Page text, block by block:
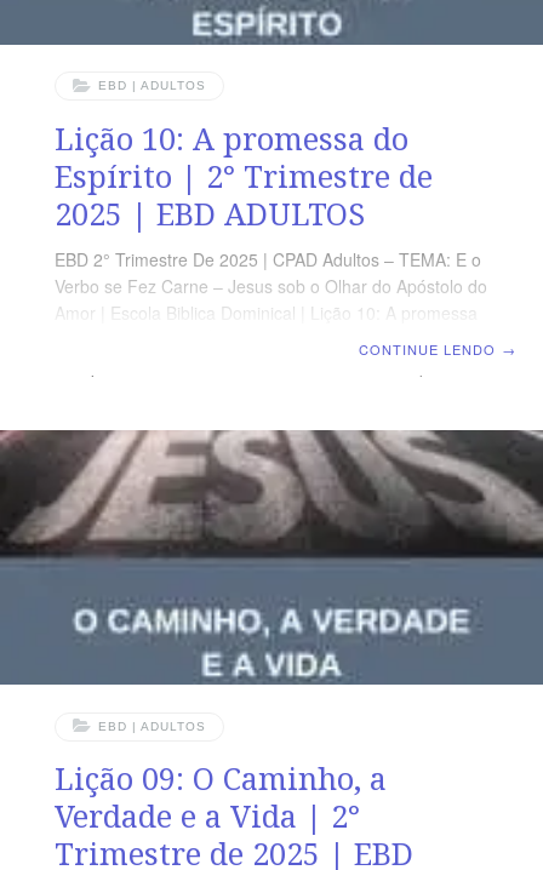
EBD | ADULTOS
Lição 10: A promessa do
Espírito | 2° Trimestre de
2025 | EBD ADULTOS
EBD 2° Trimestre De 2025 | CPAD Adultos – TEMA: E o
Verbo se Fez Carne – Jesus sob o Olhar do Apóstolo do
Amor | Escola Biblica Dominical | Lição 10: A promessa
período específico, mas inclui todos aqueles que se
arrependem e creem no Evangelho. LEITURA DIÁRIA
Segunda – Jo 14.16,26 Jesus garante que enviará o
Consolador, o
CONTINUE LENDO →
EBD | ADULTOS
Lição 09: O Caminho, a
Verdade e a Vida | 2°
Trimestre de 2025 | EBD